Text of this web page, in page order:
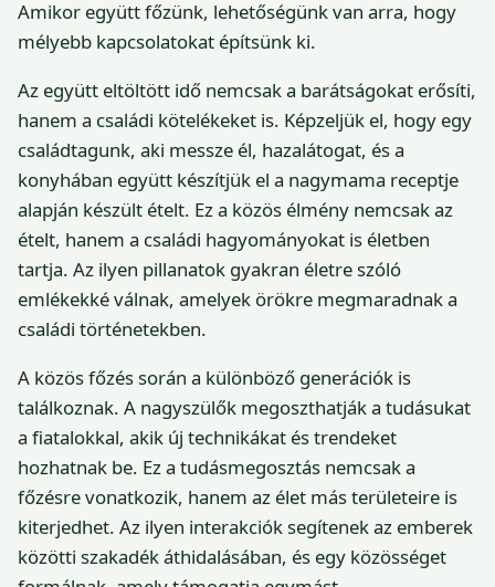
Amikor együtt főzünk, lehetőségünk van arra, hogy
mélyebb kapcsolatokat építsünk ki.
Az együtt eltöltött idő nemcsak a barátságokat erősíti,
hanem a családi kötelékeket is. Képzeljük el, hogy egy
családtagunk, aki messze él, hazalátogat, és a
konyhában együtt készítjük el a nagymama receptje
alapján készült ételt. Ez a közös élmény nemcsak az
ételt, hanem a családi hagyományokat is életben
tartja. Az ilyen pillanatok gyakran életre szóló
emlékekké válnak, amelyek örökre megmaradnak a
családi történetekben.
A közös főzés során a különböző generációk is
találkoznak. A nagyszülők megoszthatják a tudásukat
a fiatalokkal, akik új technikákat és trendeket
hozhatnak be. Ez a tudásmegosztás nemcsak a
főzésre vonatkozik, hanem az élet más területeire is
kiterjedhet. Az ilyen interakciók segítenek az emberek
közötti szakadék áthidalásában, és egy közösséget